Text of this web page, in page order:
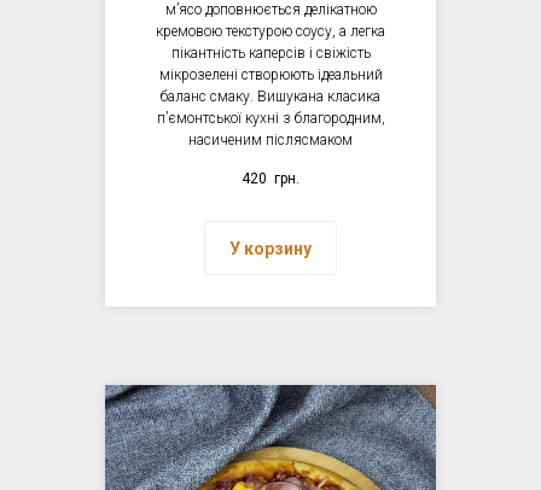
мʼясо доповнюється делікатною
кремовою текстурою соусу, а легка
пікантність каперсів і свіжість
мікрозелені створюють ідеальний
баланс смаку. Вишукана класика
пʼємонтської кухні з благородним,
насиченим післясмаком
420 грн.
У корзину